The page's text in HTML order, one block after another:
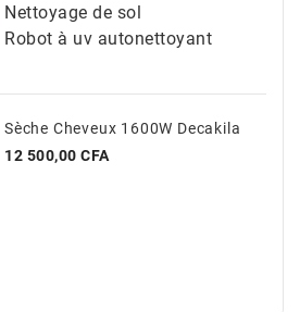
Nettoyage de sol
Robot à uv autonettoyant
Sèche Cheveux 1600W Decakila
Prix
12 500,00 CFA